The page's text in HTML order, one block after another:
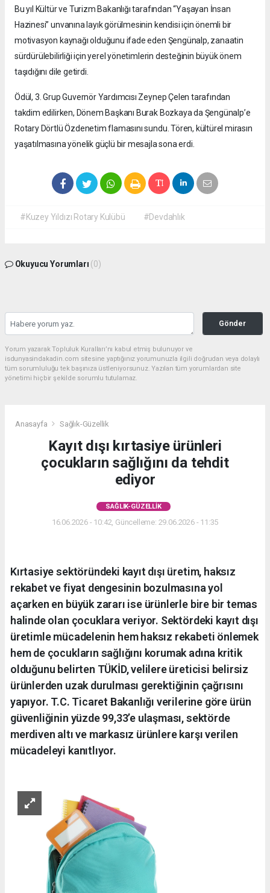
Bu yıl Kültür ve Turizm Bakanlığı tarafından “Yaşayan İnsan
Hazinesi” unvanına layık görülmesinin kendisi için önemli bir
motivasyon kaynağı olduğunu ifade eden Şengünalp, zanaatin
sürdürülebilirliği için yerel yönetimlerin desteğinin büyük önem
taşıdığını dile getirdi.
Ödül, 3. Grup Guvernör Yardımcısı Zeynep Çelen tarafından
takdim edilirken, Dönem Başkanı Burak Bozkaya da Şengünalp’e
Rotary Dörtlü Özdenetim flamasını sundu. Tören, kültürel mirasın
yaşatılmasına yönelik güçlü bir mesajla sona erdi.
#Kuzey Yıldızı Rotary Kulübü #Devdahlık
Okuyucu Yorumları (0)
Gönder
Yorum yazarak Topluluk Kuralları’nı kabul etmiş bulunuyor ve
isdunyasindakadin.com sitesine yaptığınız yorumunuzla ilgili doğrudan veya dolaylı
tüm sorumluluğu tek başınıza üstleniyorsunuz. Yazılan tüm yorumlardan site
yönetimi hiçbir şekilde sorumlu tutulamaz.
Anasayfa Sağlık-Güzellik
Kayıt dışı kırtasiye ürünleri
çocukların sağlığını da tehdit
ediyor
SAĞLIK-GÜZELLIK
16.06.2026 - 10:42, Güncelleme: 29.06.2026 - 11:35
Kırtasiye sektöründeki kayıt dışı üretim, haksız
rekabet ve fiyat dengesinin bozulmasına yol
açarken en büyük zararı ise ürünlerle bire bir temas
halinde olan çocuklara veriyor. Sektördeki kayıt dışı
üretimle mücadelenin hem haksız rekabeti önlemek
hem de çocukların sağlığını korumak adına kritik
olduğunu belirten TÜKİD, velilere üreticisi belirsiz
ürünlerden uzak durulması gerektiğinin çağrısını
yapıyor. T.C. Ticaret Bakanlığı verilerine göre ürün
güvenliğinin yüzde 99,33’e ulaşması, sektörde
merdiven altı ve markasız ürünlere karşı verilen
mücadeleyi kanıtlıyor.